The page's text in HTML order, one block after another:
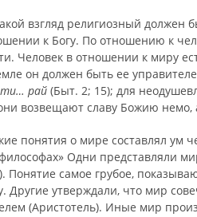
взгляд религиозный должен
к Богу. По отношению к
Человек в отноше­нии к миру
он должен быть ее
рай (Быт. 2; 15); для
возвещают славу Божию
понятия о мире составлял ум
Одни представляли
Понятие самое гру­бое,
Другие утверждали, что мир
(Аристотель). Иные мир